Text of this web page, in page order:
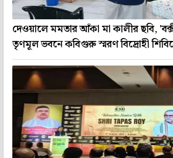
দেওয়ালে মমতার আঁকা মা কালীর ছবি,
তৃণমূল ভবনে কবিগুরু স্মরণ বিদ্রোহী